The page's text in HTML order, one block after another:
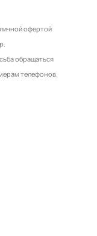
офертой
обращаться
телефонов.